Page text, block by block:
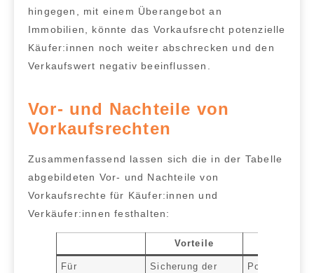
hingegen, mit einem Überangebot an
Immobilien, könnte das Vorkaufsrecht potenzielle
Käufer:innen noch weiter abschrecken und den
Verkaufswert negativ beeinflussen.
Vor- und Nachteile von
Vorkaufsrechten
Zusammenfassend lassen sich die in der Tabelle
abgebildeten Vor- und Nachteile von
Vorkaufsrechte für Käufer:innen und
Verkäufer:innen festhalten:
Vorteile
Für
Sicherung der
Potenzieller